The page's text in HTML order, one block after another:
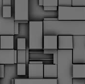
εργασίας
της επαναφοράς